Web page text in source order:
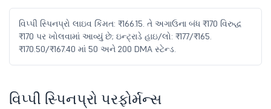
વિપ્પી સ્પિનપ્રો લાઇવ કિંમત: ₹166.15. તે અગાઉના બંધ ₹170 વિરુદ્ધ
₹170 પર ખોલવામાં આવ્યું છે; ઇન્ટ્રાડે હાઇ/લો: ₹177/₹165.
₹170.50/₹167.40 માં 50 અને 200 DMA સ્ટેન્ડ.
વિપ્પી સ્પિનપ્રો પરફોર્મન્સ